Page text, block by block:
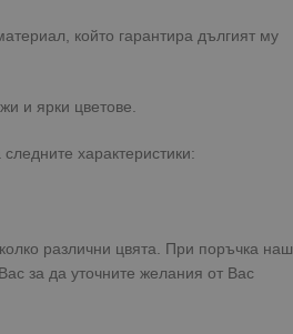
който гарантира дългият му
и ярки цветове.
характеристики:
различни цвята. При поръчка наш
за да уточните желания от Вас